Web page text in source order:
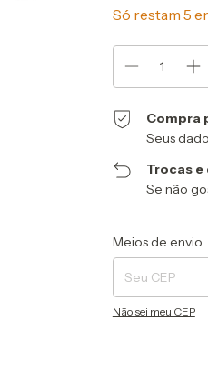
Só restam 5
Compra
Seus
Trocas
Se não
Entregas para o
Meios de envio
Não sei meu CEP